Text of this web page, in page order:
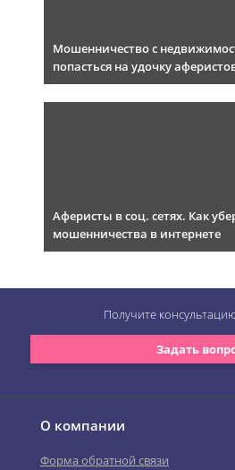
Мошенничество с
попасться на удочку
Аферисты в соц. сетях. Как
мошенничества в интернете
О компании
Форма обратной связи
Задать
Получите